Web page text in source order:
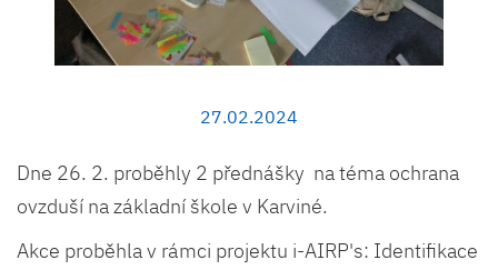
27.02.2024
Dne 26. 2. proběhly 2 přednášky na téma ochrana
ovzduší na základní škole v Karviné.
Akce proběhla v rámci projektu i-AIRP's: Identifikace